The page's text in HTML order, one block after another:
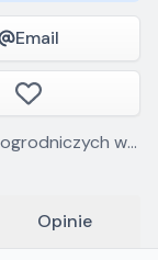
Email
w
Dro-
Opinie